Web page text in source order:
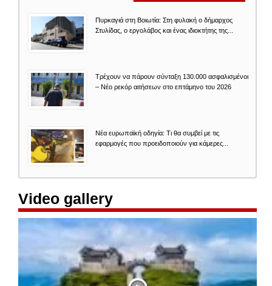
Πυρκαγιά στη Βοιωτία: Στη φυλακή ο δήμαρχος
Στυλίδας, ο εργολάβος και ένας ιδιοκτήτης της...
Τρέχουν να πάρουν σύνταξη 130.000 ασφαλισμένοι
– Νέο ρεκόρ αιτήσεων στο επτάμηνο του 2026
Νέα ευρωπαϊκή οδηγία: Τι θα συμβεί με τις
εφαρμογές που προειδοποιούν για κάμερες...
Video gallery